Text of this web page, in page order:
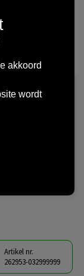
Bento
Artikel nr.
262953-032999999
akkoord
wordt